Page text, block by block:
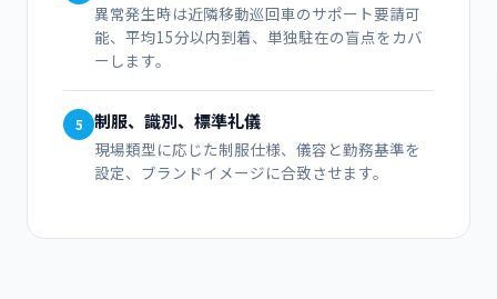
異常発生時は近隣移動巡回車のサポート要請可
能、平均15分以内到着、単独駐在の盲点をカバ
ーします。
5 制服、識別、標準礼儀
現場類型に応じた制服仕様、儀容と勤務基準を
設定、ブランドイメージに合致させます。